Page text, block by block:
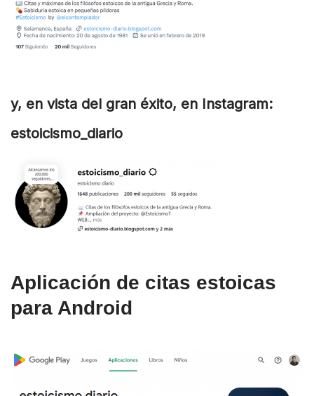
y, en vista del gran éxito, en Instagram:
estoicismo_diario
Aplicación de citas estoicas
para Android